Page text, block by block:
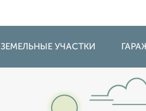
ЗЕМЕЛЬНЫЕ УЧАСТКИ